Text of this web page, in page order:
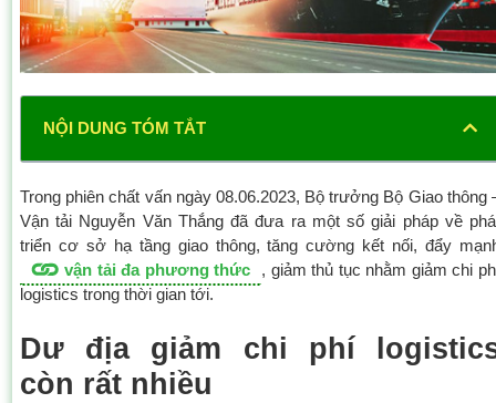
NỘI DUNG TÓM TẮT
Trong phiên chất vấn ngày 08.06.2023, Bộ trưởng Bộ Giao thông
Vận tải Nguyễn Văn Thắng đã đưa ra một số giải pháp về
triển cơ sở hạ tầng giao thông, tăng cường kết nối, đẩy
vận tải đa phương thức
, giảm thủ tục nhằm giảm chi
logistics trong thời gian tới.
Dư địa giảm chi phí
còn rất nhiều